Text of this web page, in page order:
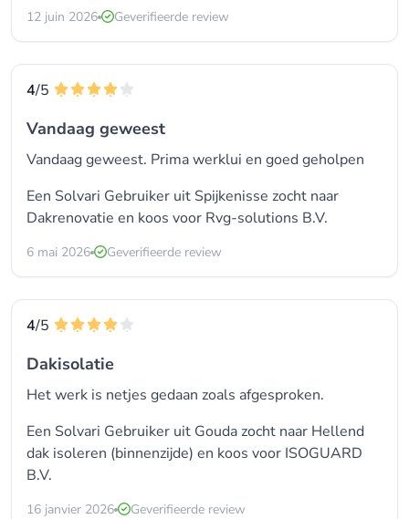
12 juin 2026 Geverifieerde review
4/5
Vandaag geweest
Vandaag geweest. Prima werklui en goed geholpen
Een Solvari Gebruiker uit Spijkenisse zocht naar
Dakrenovatie en koos voor Rvg-solutions B.V.
6 mai 2026 Geverifieerde review
4/5
Dakisolatie
Het werk is netjes gedaan zoals afgesproken.
Een Solvari Gebruiker uit Gouda zocht naar Hellend
dak isoleren (binnenzijde) en koos voor ISOGUARD
B.V.
16 janvier 2026 Geverifieerde review